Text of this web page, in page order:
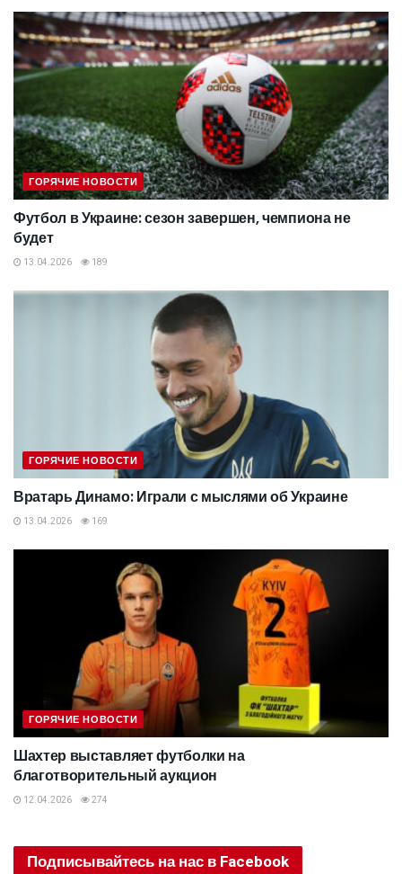
ГОРЯЧИЕ НОВОСТИ
Футбол в Украине: сезон завершен, чемпиона не
будет
13.04.2026 189
ГОРЯЧИЕ НОВОСТИ
Вратарь Динамо: Играли с мыслями об Украине
13.04.2026 169
ГОРЯЧИЕ НОВОСТИ
Шахтер выставляет футболки на
благотворительный аукцион
12.04.2026 274
Подписывайтесь на нас в Facebook